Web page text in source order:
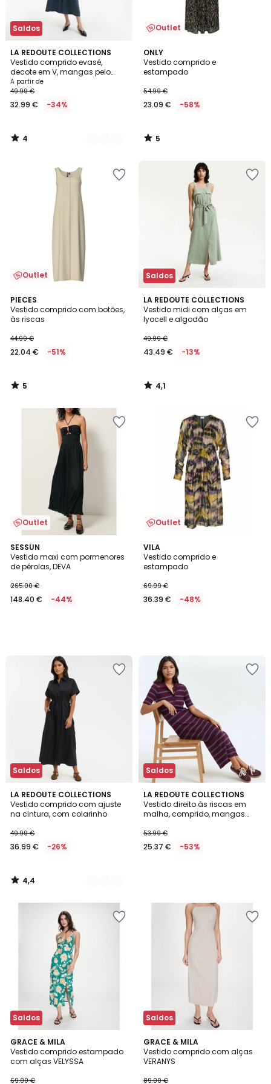
Saldos
LA REDOUTE COLLECTIONS
Vestido comprido evasé,
decote em V, mangas pelo
cotovelo
A partir de
49.99 €
32.99 € -34%
4
/
5
2
Cores
4
/
Outlet
ONLY
Vestido comprido e
estampado
54.99 €
23.09 € -58%
5
/
5
5
/
Outlet
PIECES
Vestido comprido com botões,
às riscas
44.99 €
22.04 € -51%
5
/
5
5
/
Saldos
LA REDOUTE COLLECTIONS
Vestido midi com alças em
lyocell e algodão
49.99 €
43.49 € -13%
4,1
/ 5
4,1
/
Outlet
SESSUN
Vestido maxi com pormenores
de pérolas, DEVA
265.00 €
148.40 € -44%
Outlet
VILA
Vestido comprido e
estampado
69.99 €
36.39 € -48%
Saldos
LA REDOUTE COLLECTIONS
Vestido comprido com ajuste
na cintura, com colarinho
49.99 €
36.99 € -26%
4,4
/ 5
2
Cores
4,4
/
Saldos
LA REDOUTE COLLECTIONS
Vestido direito às riscas em
malha, comprido, mangas
53.99 €
25.37 € -53%
Saldos
GRACE & MILA
Vestido comprido estampado
com alças VELYSSA
69.00 €
Saldos
GRACE & MILA
Vestido comprido com alças
VERANYS
89.00 €